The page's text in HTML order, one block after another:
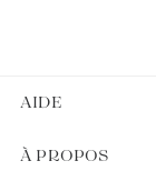
AIDE
À PROPOS